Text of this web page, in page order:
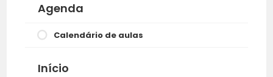
Agenda
Calendário de aulas
Início